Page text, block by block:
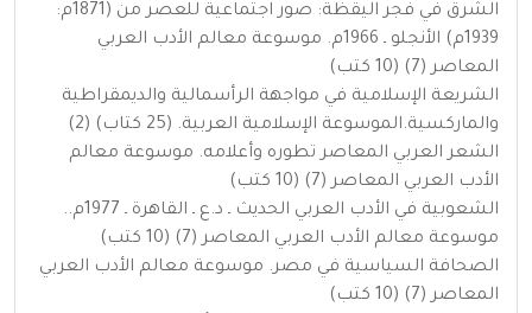
الشرق في فجر اليقظة: صور اجتماعية للعصر من (1871م:
1939م) الأنجلو ـ 1966م. موسوعة معالم الأدب العربي
المعاصر (7) (10 كتب)
الشريعة الإسلامية في مواجهة الرأسمالية والديمقراطية
والماركسية.الموسوعة الإسلامية العربية. (25 كتاب) (2)
الشعر العربي المعاصر تطوره وأعلامه. موسوعة معالم
الأدب العربي المعاصر (7) (10 كتب)
الشعوبية في الأدب العربي الحديث ـ د.ع ـ القاهرة ـ 1977م..
موسوعة معالم الأدب العربي المعاصر (7) (10 كتب)
الصحافة السياسية في مصر. موسوعة معالم الأدب العربي
المعاصر (7) (10 كتب)